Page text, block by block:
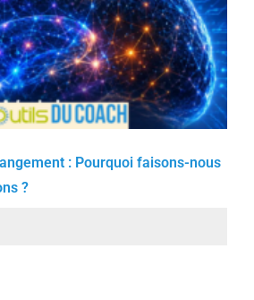
: Pourquoi faisons-nous
?